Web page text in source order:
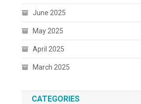
June 2025
May 2025
April 2025
March 2025
CATEGORIES